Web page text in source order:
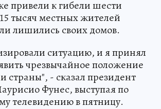
привели к гибели шести
тысяч местных жителей
лишились своих домов.
ситуацию, и я принял
чрезвычайное положение
страны", - сказал президент
Фунес, выступая по
телевидению в пятницу.